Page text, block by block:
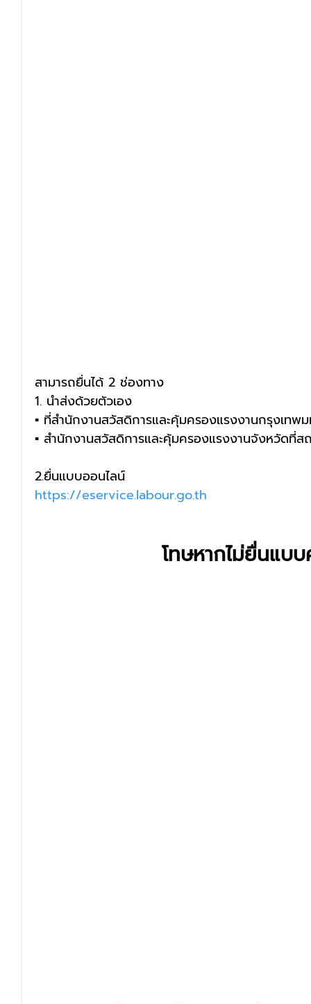
สามารถยื่นได้ 2 ช่องทาง
1. นำส่งด้วยตัวเอง
▪️ ที่สำนักงานสวัสดิการและคุ้มครองแรงงานกรุงเทพ
▪️ สำนักงานสวัสดิการและคุ้มครองแรงงานจังหวัดที่
2.ยื่นแบบออนไลน์
https://eservice.labour.go.th
โทษหากไม่ยื่นแบบ